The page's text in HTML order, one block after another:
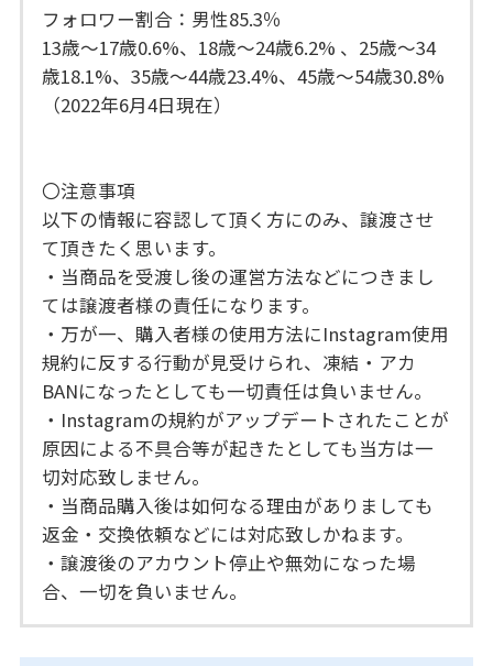
フォロワー割合：男性85.3％
13歳〜17歳0.6%、18歳〜24歳6.2% 、25歳〜34
歳18.1%、35歳〜44歳23.4%、45歳〜54歳30.8%
（2022年6月4日現在）
〇注意事項
以下の情報に容認して頂く方にのみ、譲渡させ
て頂きたく思います。
・当商品を受渡し後の運営方法などにつきまし
ては譲渡者様の責任になります。
・万が一、購入者様の使用方法にInstagram使用
規約に反する行動が見受けられ、凍結・アカ
BANになったとしても一切責任は負いません。
・Instagramの規約がアップデートされたことが
原因による不具合等が起きたとしても当方は一
切対応致しません。
・当商品購入後は如何なる理由がありましても
返金・交換依頼などには対応致しかねます。
・譲渡後のアカウント停止や無効になった場
合、一切を負いません。